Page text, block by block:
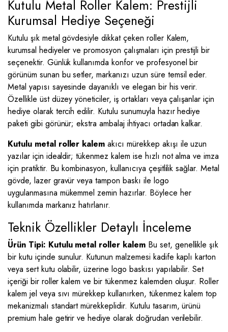
Kutulu Metal Roller Kalem: Prestijli
Kurumsal Hediye Seçeneği
Kutulu şık metal gövdesiyle dikkat çeken roller Kalem,
kurumsal hediyeler ve promosyon çalışmaları için prestijli bir
seçenektir. Günlük kullanımda konfor ve profesyonel bir
görünüm sunan bu setler, markanızı uzun süre temsil eder.
Metal yapısı sayesinde dayanıklı ve elegan bir his verir.
Özellikle üst düzey yöneticiler, iş ortakları veya çalışanlar için
hediye olarak tercih edilir. Kutulu sunumuyla hazır hediye
paketi gibi görünür; ekstra ambalaj ihtiyacı ortadan kalkar.
Kutulu metal roller kalemakıcı mürekkep akışı ile uzun
yazılar için idealdir; tükenmez kalem ise hızlı not alma ve imza
için pratiktir. Bu kombinasyon, kullanıcıya çeşitlilik sağlar. Metal
gövde, lazer gravür veya tampon baskı ile logo
uygulanmasına mükemmel zemin hazırlar. Böylece her
kullanımda markanız hatırlanır.
Teknik Özellikler Detaylı İnceleme
Ürün Tipi: Kutulu metal roller kalemBu set, genellikle şık
bir kutu içinde sunulur. Kutunun malzemesi kadife kaplı karton
veya sert kutu olabilir, üzerine logo baskısı yapılabilir. Set
içeriği bir roller kalem ve bir tükenmez kalemden oluşur. Roller
kalem jel veya sıvı mürekkep kullanırken, tükenmez kalem top
mekanizmalı standart mürekkeplidir. Kutulu tasarım, ürünü
premium hale getirir ve hediye olarak doğrudan verilebilir.